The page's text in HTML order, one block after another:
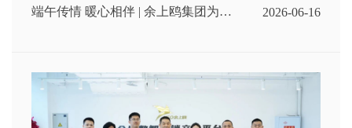
端午传情 暖心相伴 | 余上鸥集团为全
2026-06-16